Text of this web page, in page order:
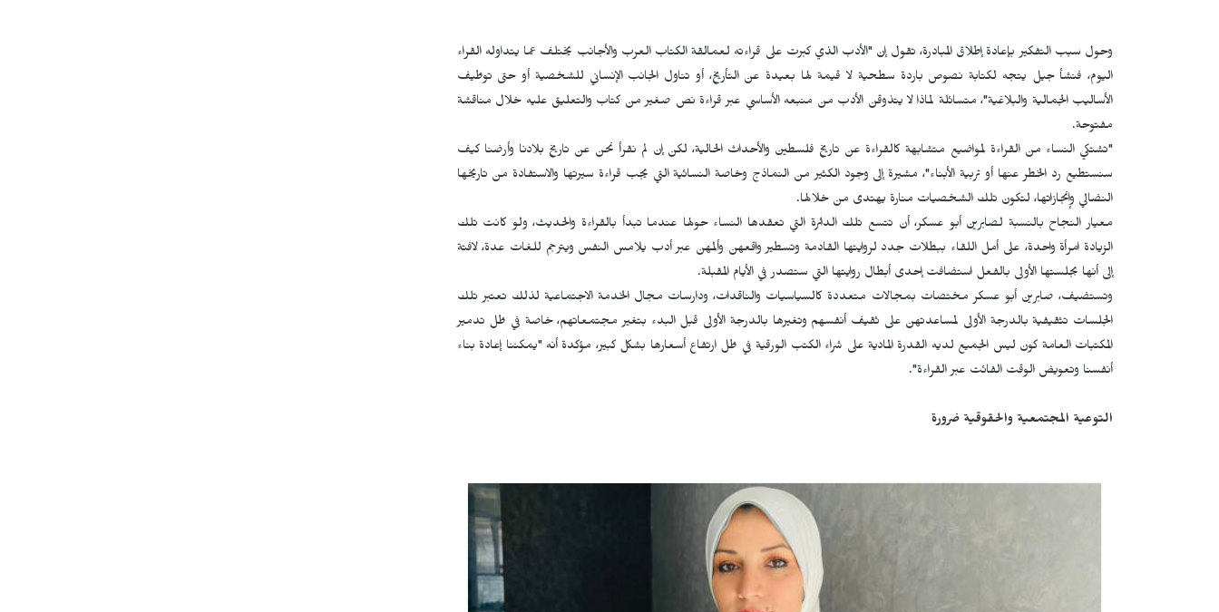
وحول سبب التفكير بإعادة إطلاق المبادرة، تقول إن "الأدب الذي كبرت على قراءته لعمالقة الكتاب العرب والأجانب يختلف عما يتداوله القراء
اليوم، فنشأ جيل يتجه لكتابة نصوص باردة سطحية لا قيمة لها بعيدة عن التأريخ، أو تناول الجانب الإنساني للشخصية أو حتى توظيف
الأساليب الجمالية والبلاغية"، متسائلة لماذا لا يتذوقن الأدب من منبعه الأساسي عبر قراءة نص صغير من كتاب والتعليق عليه خلال مناقشة
مفتوحة.
"تشتكي النساء من القراءة لمواضيع متشابهة كالقراءة عن تاريخ فلسطين والأحداث الحالية، لكن إن لم نقرأ نحن عن تاريخ بلادنا وأرضنا كيف
سنستطيع رد الخطر عنها أو تربية الأبناء"، مشيرة إلى وجود الكثير من النماذج وخاصة النسائية التي يجب قراءة سيرتها والاستفادة من تاريخها
النضالي وإنجازاتها، لتكون تلك الشخصيات منارة يهتدى من خلالها.
معيار النجاح بالنسبة لصابرين أبو عسكر، أن تتسع تلك الدائرة التي تعقدها النساء حولها عندما تبدأ بالقراءة والحديث، ولو كانت تلك
الزيادة امرأة واحدة، على أمل اللقاء ببطلات جدد لروايتها القادمة وتسطير واقعهن وألمهن عبر أدب يلامس النفس ويترجم للغات عدة، لافتة
إلى أنها بجلستها الأولى بالفعل استضافت إحدى أبطال روايتها التي ستصدر في الأيام المقبلة.
وتستضيف، صابرين أبو عسكر مختصات بمجالات متعددة كالسياسيات والناقدات، ودارسات مجال الخدمة الاجتماعية لذلك تعتبر تلك
الجلسات تثقيفية بالدرجة الأولى لمساعدتهن على ثقيف أنفسهم وتغيرها بالدرجة الأولى قبل البدء بتغير مجتمعاتهم، خاصة في ظل تدمير
المكتبات العامة كون ليس الجميع لديه القدرة المادية على شراء الكتب الورقية في ظل ارتفاع أسعارها بشكل كبير، مؤكدة أنه "يمكننا إعادة بناء
أنفسنا وتعويض الوقت الفائت عبر القراءة".
التوعية المجتمعية والحقوقية ضرورة